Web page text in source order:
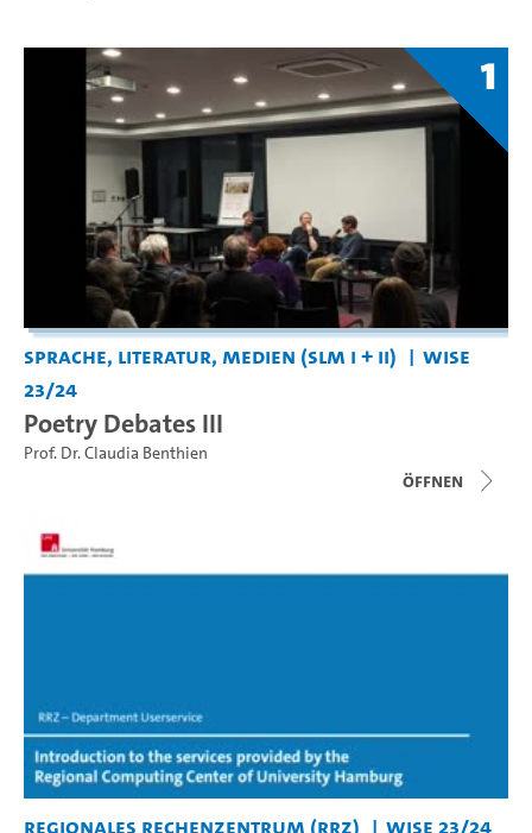
1
Sprache, Literatur, Medien (SLM I + II)
WiSe
23/24
Poetry Debates III
Prof. Dr. Claudia Benthien
Öffnen
Regionales Rechenzentrum (RRZ) WiSe 23/24